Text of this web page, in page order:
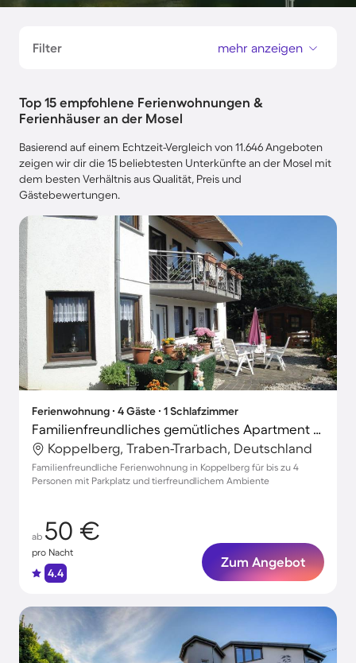
Filter mehr anzeigen
Top 15 empfohlene Ferienwohnungen &
Ferienhäuser an der Mosel
Basierend auf einem Echtzeit-Vergleich von 11.646 Angeboten
zeigen wir dir die 15 beliebtesten Unterkünfte an der Mosel mit
dem besten Verhältnis aus Qualität, Preis und
Gästebewertungen.
Ferienwohnung ∙ 4 Gäste ∙ 1 Schlafzimmer
Familienfreundliches gemütliches Apartment mit Grill und Terrasse | Haustiere sind willkommen
Koppelberg, Traben-Trarbach, Deutschland
Familienfreundliche Ferienwohnung in Koppelberg für bis zu 4
Personen mit Parkplatz und tierfreundlichem Ambiente
ab 50 €
pro Nacht
4.4
Zum Angebot